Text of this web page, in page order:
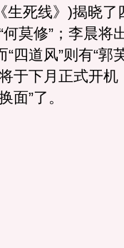
生死线》)揭晓了
莫修”；李晨将
“四道风”则有“郭
于下月正式开机
面”了。